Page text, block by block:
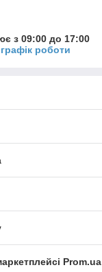
з 09:00 до 17:00
роботи
Prom.ua